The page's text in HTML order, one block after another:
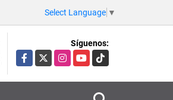
Select Language ▼
Síguenos:
Facebook
X InstagramYouTubeTikTok